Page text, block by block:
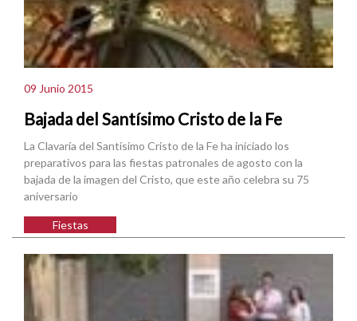
09 Junio 2015
Bajada del Santísimo Cristo de la Fe
La Clavaría del Santísimo Cristo de la Fe ha iniciado los
preparativos para las fiestas patronales de agosto con la
bajada de la imagen del Cristo, que este año celebra su 75
aniversario
Fiestas